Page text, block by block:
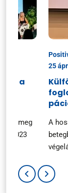
a
meg
2023
25
A